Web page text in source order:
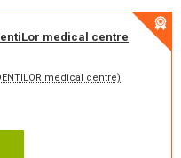
ясен
ясенного краю
на імплантат
medical centre
medical centre)